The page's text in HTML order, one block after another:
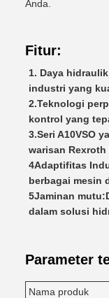
Anda.
Fitur:
1. Daya
industri yang
2.Teknologi
kontrol yang
3.Seri A10VSO
warisan
4Adaptifitas
berbagai mesin
5Jaminan mutu:
dalam solusi
Parameter
Nama produk